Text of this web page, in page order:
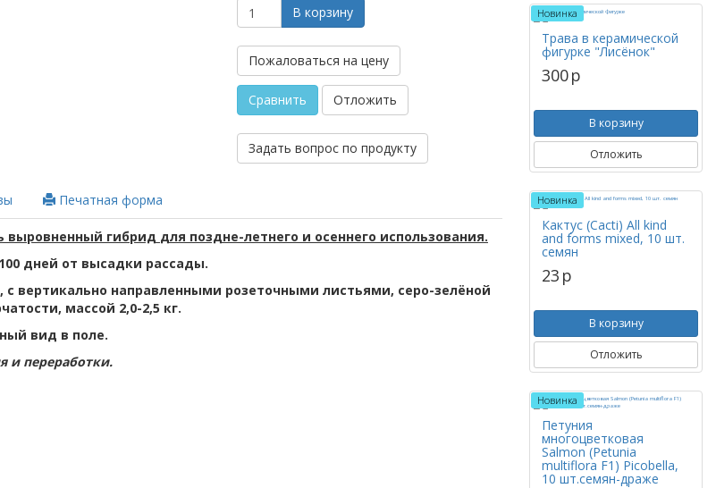
В корзину
Пожаловаться на цену
Сравнить Отложить
Задать вопрос по продукту
Печатная форма
выровненный гибрид для поздне-летнего и осеннего использования.
дней от высадки рассады.
с вертикально направленными розеточными листьями, серо-зелёной
массой 2,0-2,5 кг.
вид в поле.
и переработки.
Новинка
Трава в керамической
фигурке "Лисёнок"
300p
В корзину
Отложить
Новинка
Кактус (Cacti) All kind
and forms mixed, 10 шт.
семян
23 p
В корзину
Отложить
Новинка
Петуния
многоцветковая
Salmon (Petunia
multiflora F1) Picobella,
10 шт.семян-драже